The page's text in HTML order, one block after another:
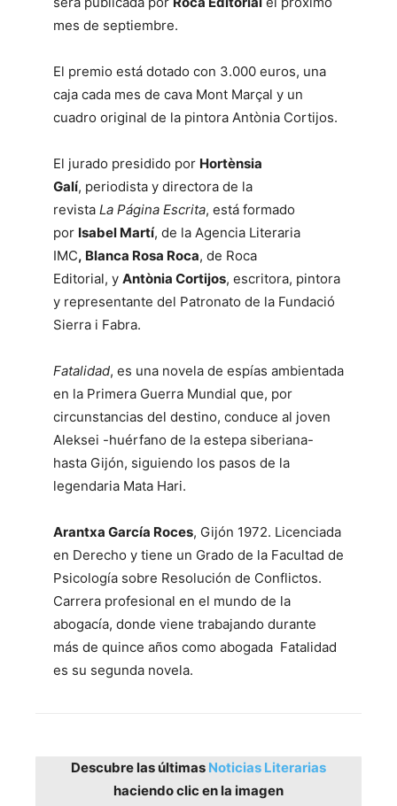
mes de septiembre.
El premio está dotado con 3.000 euros, una
caja cada mes de cava Mont Marçal y un
cuadro original de la pintora Antònia Cortijos.
El jurado presidido por Hortènsia
Galí, periodista y directora de la
revista La Página Escrita, está formado
por Isabel Martí, de la Agencia Literaria
IMC, Blanca Rosa Roca, de Roca
Editorial, y Antònia Cortijos, escritora, pintora
y representante del Patronato de la Fundació
Sierra i Fabra.
Fatalidad, es una novela de espías ambientada
en la Primera Guerra Mundial que, por
circunstancias del destino, conduce al joven
Aleksei -huérfano de la estepa siberiana-
hasta Gijón, siguiendo los pasos de la
legendaria Mata Hari.
Arantxa García Roces, Gijón 1972. Licenciada
en Derecho y tiene un Grado de la Facultad de
Psicología sobre Resolución de Conflictos.
Carrera profesional en el mundo de la
abogacía, donde viene trabajando durante
más de quince años como abogada Fatalidad
es su segunda novela.
Descubre las últimas Noticias Literarias
haciendo clic en la imagen